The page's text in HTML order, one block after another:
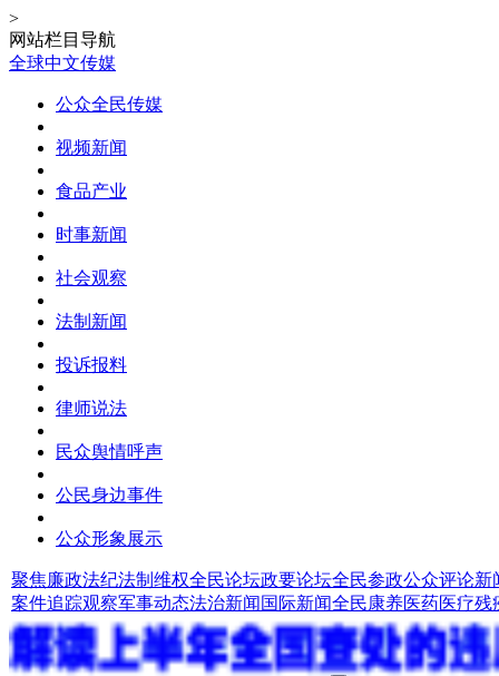
>
网站栏目导航
全球中文传媒
公众全民传媒
视频新闻
食品产业
时事新闻
社会观察
法制新闻
投诉报料
律师说法
民众舆情呼声
公民身边事件
公众形象展示
聚焦廉政法纪法制维权全民论坛政要论坛全民参政公众评论新
案件追踪观察军事动态法治新闻 国际新闻全民康养医药医疗残